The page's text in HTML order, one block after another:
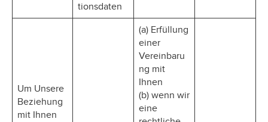
tionsdaten
Um Unsere
Beziehung
mit Ihnen
(a) Erfüllung
einer
Vereinbaru
ng mit
Ihnen
(b) wenn wir
eine